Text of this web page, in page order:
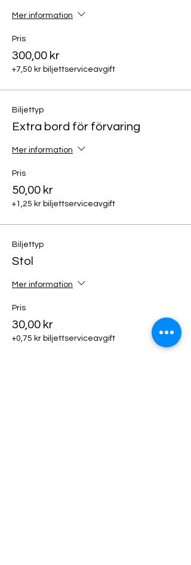
Mer information
Pris
300,00 kr
+7,50 kr biljettserviceavgift
Biljettyp
Extra bord för förvaring
Mer information
Pris
50,00 kr
+1,25 kr biljettserviceavgift
Biljettyp
Stol
Mer information
Pris
30,00 kr
+0,75 kr biljettserviceavgift